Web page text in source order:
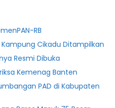
RB
Kampung Cikadu Ditampilkan
Resmi Dibuka
Kemenag Banten
PAD di Kabupaten